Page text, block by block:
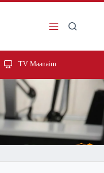
TV Maanaim